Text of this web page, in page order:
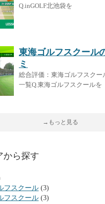
Q.inGOLF北池袋を
東海ゴルフスクール
ミ
総合評価：東海ゴルフスクー
一覧Q.東海ゴルフスクールを
→もっと見る
から探す
フスクール (3)
フスクール (3)